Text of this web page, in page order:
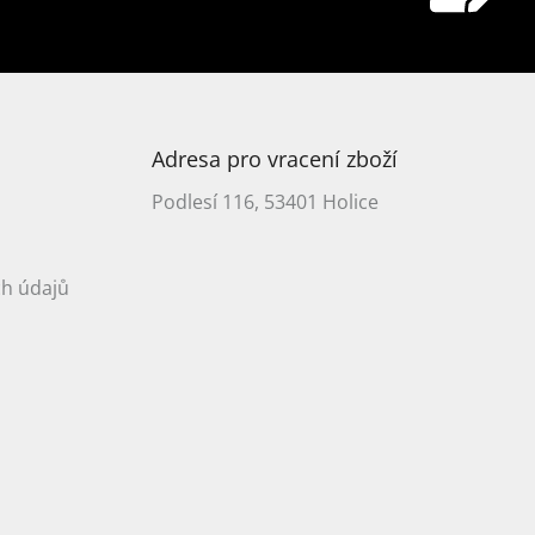
údajů
Adresa pro vracení zboží
Podlesí 116, 53401 Holice